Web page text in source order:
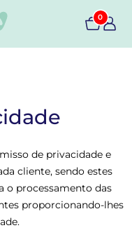
0
de privacidade e
cliente, sendo estes
o processamento das
proporcionando-lhes